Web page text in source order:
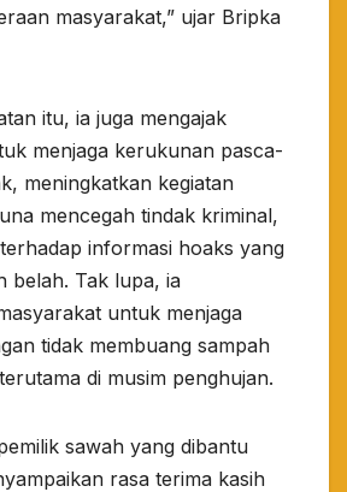
masyarakat,” ujar Bripka
itu, ia juga mengajak
menjaga kerukunan pasca-
meningkatkan kegiatan
mencegah tindak kriminal,
informasi hoaks yang
belah. Tak lupa, ia
untuk menjaga
tidak membuang sampah
di musim penghujan.
sawah yang dibantu
rasa terima kasih